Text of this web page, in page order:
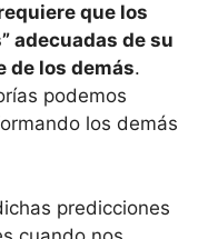
que los
adecuadas de su
de los demás.
podemos
los demás
predicciones